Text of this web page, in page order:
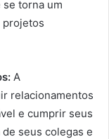
torna um
projetos
A
relacionamentos
e cumprir seus
seus colegas e